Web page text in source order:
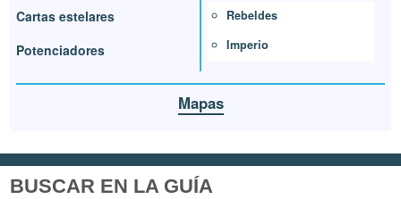
Cartas estelares
Potenciadores
Rebeldes
Imperio
Mapas
BUSCAR EN LA GUÍA